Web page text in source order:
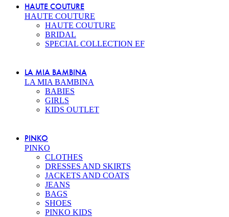
HAUTE COUTURE
HAUTE COUTURE
HAUTE COUTURE
BRIDAL
SPECIAL COLLECTION EF
LA MIA BAMBINA
LA MIA BAMBINA
BABIES
GIRLS
KIDS OUTLET
PINKO
PINKO
CLOTHES
DRESSES AND SKIRTS
JACKETS AND COATS
JEANS
BAGS
SHOES
PINKO KIDS